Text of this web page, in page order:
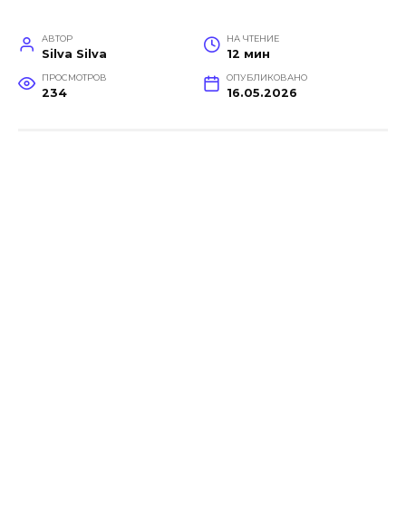
АВТОР
Silva Silva
НА ЧТЕНИЕ
12 мин
ПРОСМОТРОВ
234
ОПУБЛИКОВАНО
16.05.2026